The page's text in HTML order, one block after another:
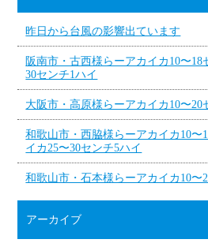
昨日から台風の影響出ています
阪南市・古西様らーアカイカ10〜18
30センチ1ハイ
大阪市・高原様らーアカイカ10〜20
和歌山市・西脇様らーアカイカ10〜
イカ25〜30センチ5ハイ
和歌山市・石本様らーアカイカ10〜
アーカイブ